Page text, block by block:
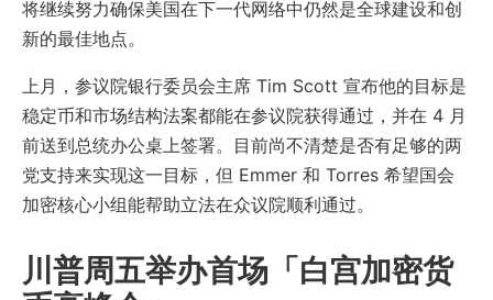
将继续努力确保美国在下一代网络中仍然是全球建设和创
新的最佳地点。
上月，参议院银行委员会主席 Tim Scott 宣布他的目标是
稳定币和市场结构法案都能在参议院获得通过，并在 4 月
前送到总统办公桌上签署。目前尚不清楚是否有足够的两
党支持来实现这一目标，但 Emmer 和 Torres 希望国会
加密核心小组能帮助立法在众议院顺利通过。
川普周五举办首场「白宫加密货